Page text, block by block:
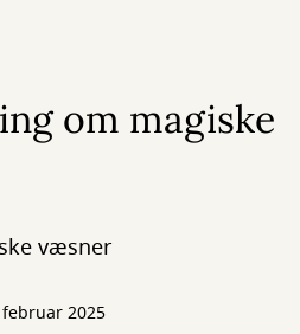
om magiske
væsner
2025